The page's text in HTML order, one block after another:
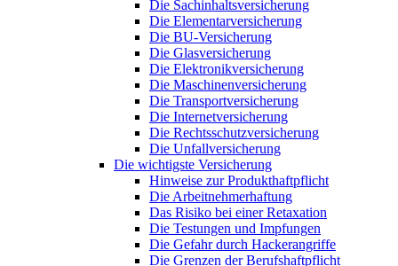
Die Sachinhaltsversicherung
Die Elementarversicherung
Die BU-Versicherung
Die Glasversicherung
Die Elektronikversicherung
Die Maschinenversicherung
Die Transportversicherung
Die Internetversicherung
Die Rechtsschutzversicherung
Die Unfallversicherung
Die wichtigste Versicherung
Hinweise zur Produkthaftpflicht
Die Arbeitnehmerhaftung
Das Risiko bei einer Retaxation
Die Testungen und Impfungen
Die Gefahr durch Hackerangriffe
Die Grenzen der Berufshaftpflicht